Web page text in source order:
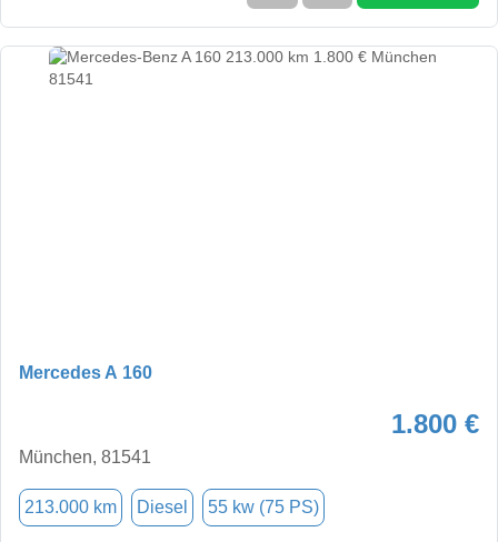
Mercedes A 160
1.800 €
München, 81541
213.000 km Diesel 55 kw (75 PS)